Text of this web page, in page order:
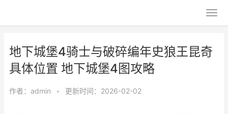
地下城堡4骑士与破碎编年史狼王昆奇
具体位置 地下城堡4图攻略
作者： admin • 更新时间：2026-02-02